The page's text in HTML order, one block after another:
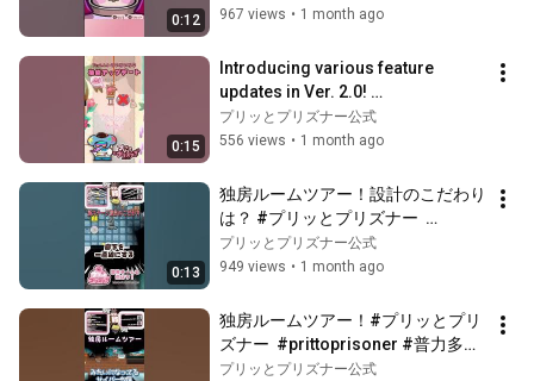
0:12
普力多普力茲納 #shorts #switch2
967 views • 1 month ago
0:15
Introducing various feature
updates in Ver. 2.0!
#PrittoPrisoner #PrittoPrisoner
#prittoprisoner ...
プリッとプリズナー公式
556 views • 1 month ago
0:13
独房ルームツアー！設計のこだわり
は？ #プリッとプリズナー
#prittoprisoner #普力多普力茲納
#shorts #switch2
プリッとプリズナー公式
949 views • 1 month ago
独房ルームツアー！#プリッとプリ
ズナー  #prittoprisoner #普力多普
力茲納 #shorts #switch2
プリッとプリズナー公式